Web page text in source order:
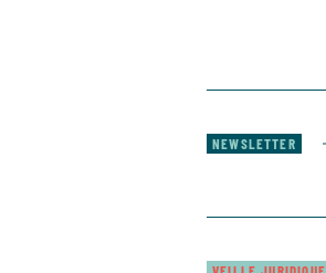
NEWSLETTER